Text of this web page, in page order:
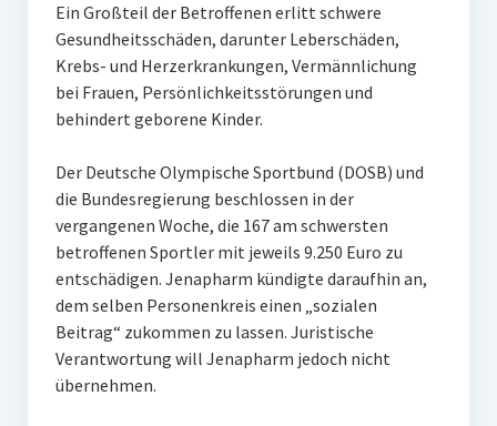
Ein Großteil der Betroffenen erlitt schwere
Gesundheitsschäden, darunter Leberschäden,
Krebs- und Herzerkrankungen, Vermännlichung
bei Frauen, Persönlichkeitsstörungen und
behindert geborene Kinder.
Der Deutsche Olympische Sportbund (DOSB) und
die Bundesregierung beschlossen in der
vergangenen Woche, die 167 am schwersten
betroffenen Sportler mit jeweils 9.250 Euro zu
entschädigen. Jenapharm kündigte daraufhin an,
dem selben Personenkreis einen „sozialen
Beitrag“ zukommen zu lassen. Juristische
Verantwortung will Jenapharm jedoch nicht
übernehmen.